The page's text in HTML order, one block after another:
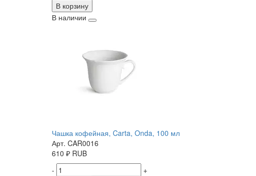
В корзину
В наличии
Чашка кофейная, Carta, Onda, 100 мл
Арт. CAR0016
610 ₽ RUB
-
+